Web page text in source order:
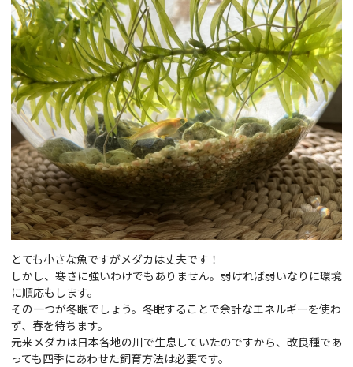
とても小さな魚ですがメダカは丈夫です！
しかし、寒さに強いわけでもありません。弱ければ弱いなりに環境
に順応もします。
その一つが冬眠でしょう。冬眠することで余計なエネルギーを使わ
ず、春を待ちます。
元来メダカは日本各地の川で生息していたのですから、改良種であ
っても四季にあわせた飼育方法は必要です。